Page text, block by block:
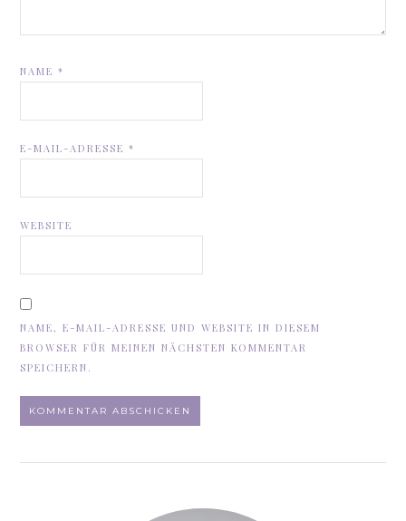
NAME*
E-MAIL-ADRESSE*
WEBSITE
NAME, E-MAIL-ADRESSE UND WEBSITE IN DIESEM
BROWSER FÜR MEINEN NÄCHSTEN KOMMENTAR
SPEICHERN.